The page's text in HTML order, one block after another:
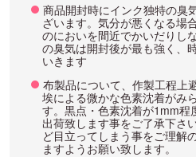
商品開封時にインク独特の臭
ざいます。気分が悪くなる場
のにおいを間近でかいだりし
の臭気は開封後が最も強く、
いきます
布製品について、作製工程上
埃による微かな色素沈着がみ
す。黒点・色素沈着が1mm程
出荷致します事をご了承下さ
ど目立ってしまう事をご理解
ますようお願い致します。